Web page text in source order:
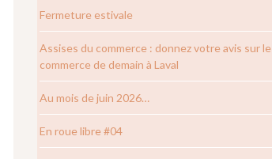
Fermeture estivale
Assises du commerce : donnez votre avis sur le
commerce de demain à Laval
Au mois de juin 2026…
En roue libre #04